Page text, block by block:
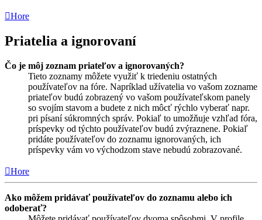
Hore
Priatelia a ignorovaní
Čo je môj zoznam priateľov a ignorovaných?
Tieto zoznamy môžete využiť k triedeniu ostatných
používateľov na fóre. Napríklad užívatelia vo vašom zozname
priateľov budú zobrazený vo vašom používateľskom panely
so svojím stavom a budete z nich môcť rýchlo vyberať napr.
pri písaní súkromných správ. Pokiaľ to umožňuje vzhľad fóra,
príspevky od týchto používateľov budú zvýraznene. Pokiaľ
pridáte používateľov do zoznamu ignorovaných, ich
príspevky vám vo východzom stave nebudú zobrazované.
Hore
Ako môžem pridávať používateľov do zoznamu alebo ich
odoberať?